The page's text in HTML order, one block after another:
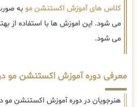
کلاس های آموزش اکستنشن موبه
می شود. این اموزش ها با استفاده از
می شود.
معرفی دوره آموزش اکستنشن مو
هنرجویان در دوره آموزش اکستنشن مو